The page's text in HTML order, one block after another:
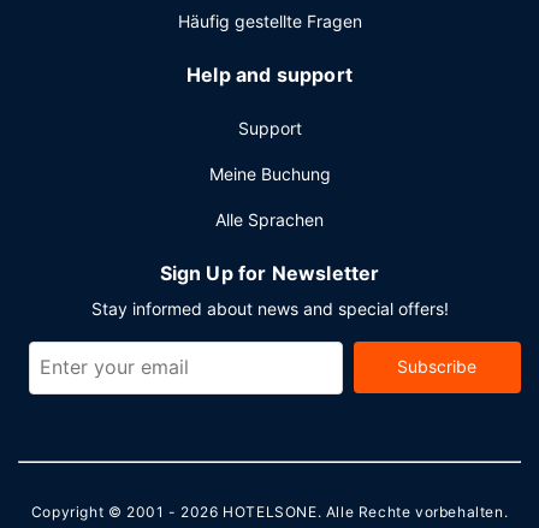
Häufig gestellte Fragen
Help and support
Support
Meine Buchung
Alle Sprachen
Sign Up for Newsletter
Stay informed about news and special offers!
Subscribe
Copyright © 2001 - 2026 HOTELSONE. Alle Rechte vorbehalten.